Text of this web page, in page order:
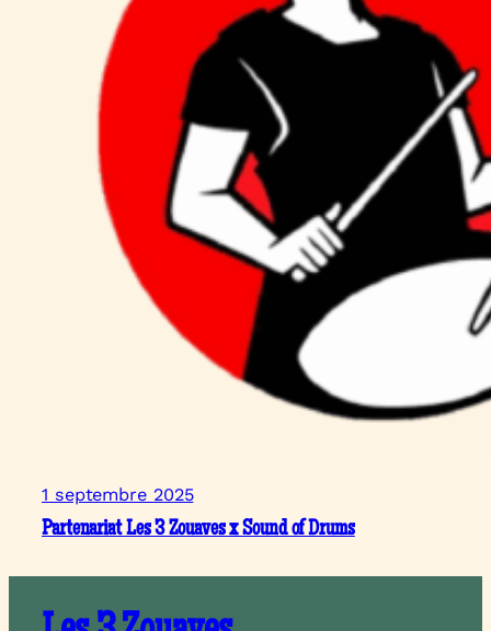
1 septembre 2025
Partenariat Les 3 Zouaves x Sound of Drums